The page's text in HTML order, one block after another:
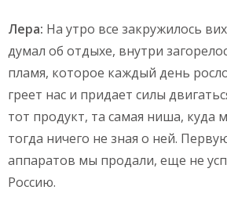
Лера: На утро все закружилось
думал об отдыхе, внутри
пламя, которое каждый день
греет нас и придает силы
тот продукт, та самая ниша,
тогда ничего не зная о ней.
аппаратов мы продали, еще не
Россию.